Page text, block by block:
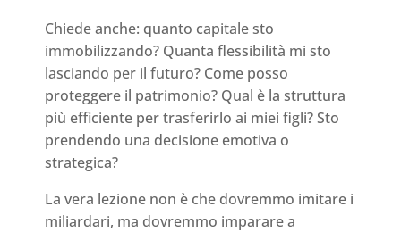
Chiede anche: quanto capitale sto
immobilizzando? Quanta flessibilità mi sto
lasciando per il futuro? Come posso
proteggere il patrimonio? Qual è la struttura
più efficiente per trasferirlo ai miei figli? Sto
prendendo una decisione emotiva o
strategica?
La vera lezione non è che dovremmo imitare i
miliardari, ma dovremmo imparare a